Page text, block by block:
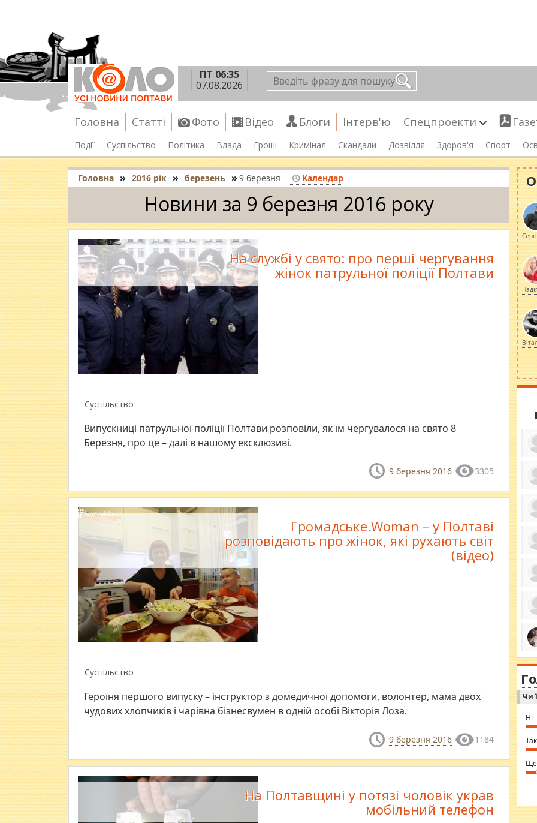
ПТ 06:35
07.08.2026
Головна Статті Фото Відео Блоги Інтерв'ю Спецпроекти
Події Суспільство Політика Влада Гроші Кримінал Скандали Дозвілля Здоров'я Спорт
Головна » 2016 рік » березень » 9 березня Календар
Новини за 9 березня 2016 року
Суспільство
На службі у свято: про перші чергування
жінок патрульної поліції Полтави
​Випускниці патрульної поліції Полтави розповіли, як їм чергувалося на свято 8
Березня, про це – далі в нашому ексклюзиві.
9 березня 2016 3305
Суспільство
Громадське.Woman – у Полтаві
розповідають про жінок, які рухають світ
(відео)
Героїня першого випуску – інструктор з домедичної допомоги, волонтер, мама двох
чудових хлопчиків і чарівна бізнесвумен в одній особі Вікторія Лоза.
9 березня 2016 1184
На Полтавщині у потязі чоловік украв
мобільний телефон
за
ми
in
⇒
Чи
Ні
Так
Ще